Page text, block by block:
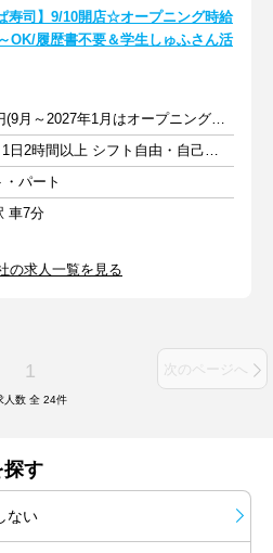
寿司】9/10開店☆オープニング時給
OK/履歴書不要＆学生しゅふさん活
時給1150円(9月～2027年1月はオープニング時給100円UP)＋交通費
週2日以上 1日2時間以上 シフト自由・自己申告
パート
車7分
の求人一覧を見る
1 次のページへ
人数 全 24件
探す
ない